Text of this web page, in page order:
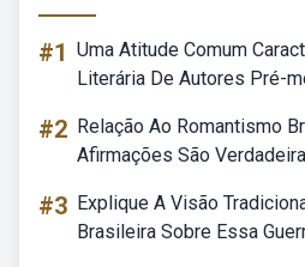
#1 Uma Atitude Comum
Literária De Autores Pré-
#2 Relação Ao Romantismo
Afirmações São
#3 Explique A Visão
Brasileira Sobre Essa